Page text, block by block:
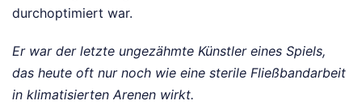
durchoptimiert war.
Er war der letzte ungezähmte Künstler eines Spiels,
das heute oft nur noch wie eine sterile Fließbandarbeit
in klimatisierten Arenen wirkt.